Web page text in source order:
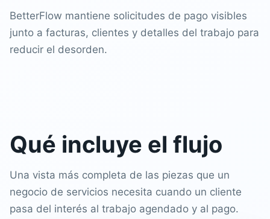
BetterFlow mantiene solicitudes de pago visibles
junto a facturas, clientes y detalles del trabajo para
reducir el desorden.
Qué incluye el flujo
Una vista más completa de las piezas que un
negocio de servicios necesita cuando un cliente
pasa del interés al trabajo agendado y al pago.